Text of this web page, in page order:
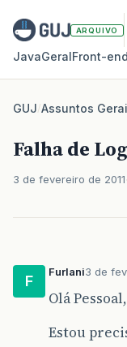
ARQUIVO
JavaGeralFront‑end
GUJ/Assuntos
Falha de
3 de fevereiro de 2011
F
Furlani3 de
Olá Pessoal,
Estou